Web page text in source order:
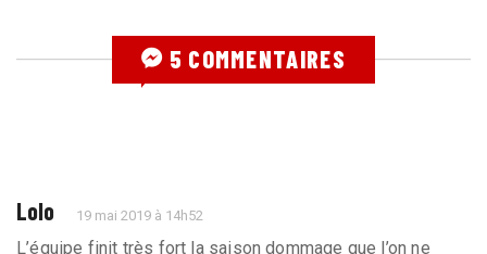
5 COMMENTAIRES
Lolo 19 mai 2019 à 14h52
L’équipe finit très fort la saison dommage que l’on ne